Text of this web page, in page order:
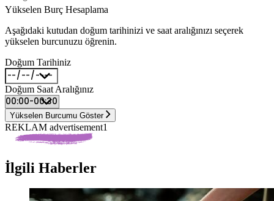
Yükselen Burç Hesaplama
Aşağıdaki kutudan doğum tarihinizi ve saat aralığınızı seçerek
yükselen burcunuzu öğrenin.
Doğum Tarihiniz
Doğum Saat Aralığınız
Yükselen Burcumu Göster
REKLAM advertisement1
İlgili Haberler